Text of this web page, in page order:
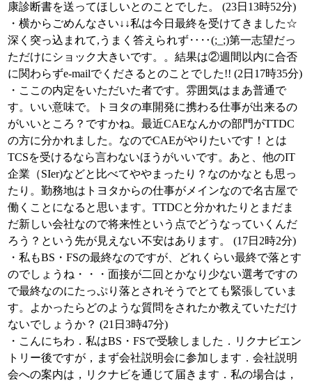
康診断書を送ってほしいとのことでした。 (23日13時52分)
・横からごめんなさい↓↓私は今日最終を受けてきました☆
深く突っ込まれて,うまく答えられず‥‥(;_;)第一志望だっ
ただけにショック大きいです。。結果は②週間以内に合否
に関わらずe-mailでくださるとのことでした!! (2日17時35分)
・ここの内定をいただいた者です。雰囲気はまあ普通で
す。いい意味で。トヨタの車開発に携わる仕事が出来るの
がいいところ？ですかね。最近CAEなんかの部門がTTDC
の方に分かれました。なのでCAEがやりたいです！とは
TCSを受けるなら言わないほうがいいです。あと、他のIT
企業（SIer)などと比べてややまったり？なのかなとも思っ
たり。勤務地はトヨタからの仕事がメインなので名古屋で
働くことになると思います。TTDCと分かれたりとまだま
だ新しい会社なので将来性という点でどうなっていくんだ
ろう？という先が見えない不安はあります。 (17日2時2分)
・私もBS・FSの最終なのですが、どれくらい最終で落とす
のでしょうね・・・面接が二回とかなり少ない選考ですの
で最終なのにたっぷり落とされそうでとても緊張していま
す。よかったらどのような質問をされたか教えていただけ
ないでしょうか？ (21日3時47分)
・こんにちわ．私はBS・FSで受験しました．リクナビエン
トリー後ですが，まず会社説明会に参加します．会社説明
会への案内は，リクナビを通じて届きます．私の場合は，